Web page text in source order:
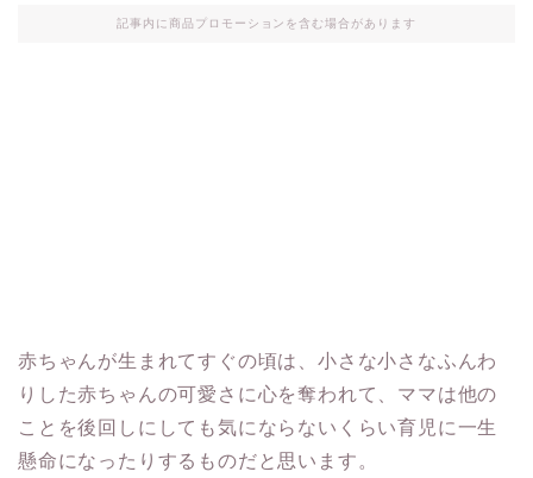
記事内に商品プロモーションを含む場合があります
赤ちゃんが生まれてすぐの頃は、小さな小さなふんわ
りした赤ちゃんの可愛さに心を奪われて、ママは他の
ことを後回しにしても気にならないくらい育児に一生
懸命になったりするものだと思います。